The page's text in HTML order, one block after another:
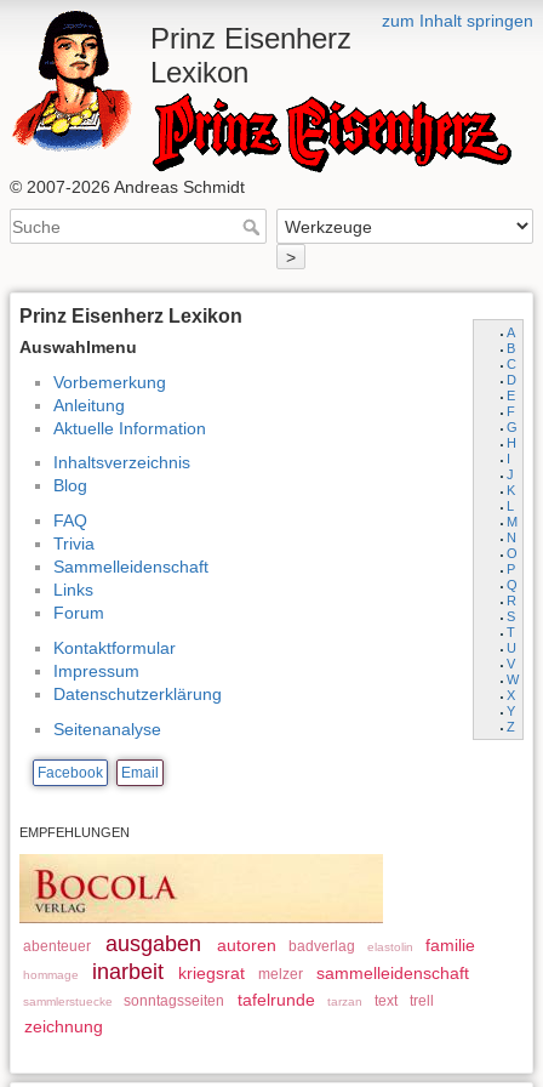
zum Inhalt springen
Prinz Eisenherz
Lexikon
© 2007-2026 Andreas Schmidt
>
Prinz Eisenherz Lexikon
Auswahlmenu
A
B
C
D
E
F
G
H
I
J
K
L
M
N
O
P
Q
R
S
T
U
V
W
X
Y
Z
Vorbemerkung
Anleitung
Aktuelle Information
Inhaltsverzeichnis
Blog
FAQ
Trivia
Sammelleidenschaft
Links
Forum
Kontaktformular
Impressum
Datenschutzerklärung
Seitenanalyse
Facebook Email
EMPFEHLUNGEN
abenteuer ausgaben autoren badverlag elastolin familie
hommage inarbeit kriegsrat melzer sammelleidenschaft
sammlerstuecke sonntagsseiten tafelrunde tarzan text trell
zeichnung